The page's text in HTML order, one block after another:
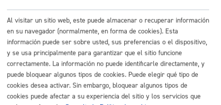
Buscar
Listado completo de Trámites
Seguridad ciudadana
Al visitar un sitio web, este puede almacenar o recuperar información
en su navegador (normalmente, en forma de cookies). Esta
información puede ser sobre usted, sus preferencias o el dispositivo,
y se usa principalmente para garantizar que el sitio funcione
correctamente. La información no puede identificarle directamente, y
puede bloquear algunos tipos de cookies. Puede elegir qué tipo de
cookies desea activar. Sin embargo, bloquear algunos tipos de
cookies puede afectar a su experiencia del sitio y los servicios que